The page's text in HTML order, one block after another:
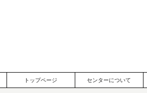
トップページ センターについて